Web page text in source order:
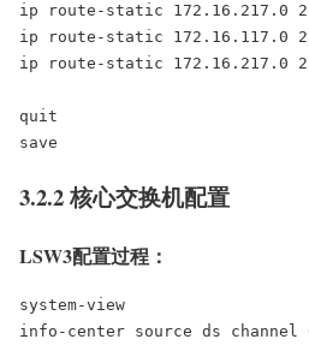
ip route-static 172.16.217.0
ip route-static 172.16.117.0
ip route-static 172.16.217.0
quit
save
3.2.2 核心交换机配置
LSW3配置过程：
system-view
info-center source ds